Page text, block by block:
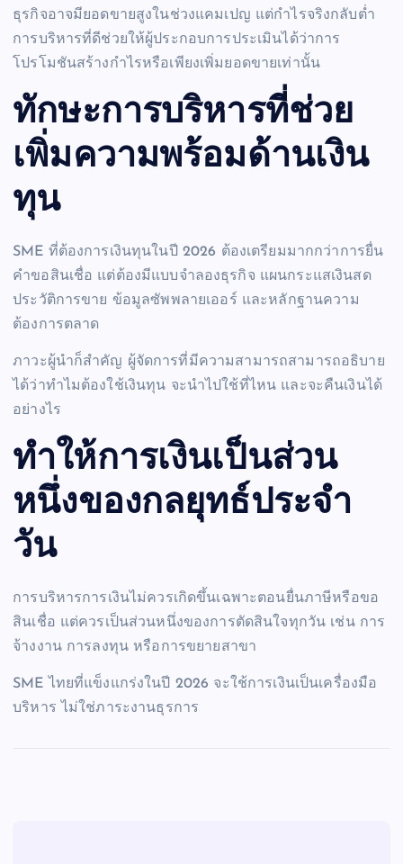
ธุรกิจอาจมียอดขายสูงในช่วงแคมเปญ แต่กำไรจริงกลับต่ำ
การบริหารที่ดีช่วยให้ผู้ประกอบการประเมินได้ว่าการ
โปรโมชันสร้างกำไรหรือเพียงเพิ่มยอดขายเท่านั้น
ทักษะการบริหารที่ช่วย
เพิ่มความพร้อมด้านเงิน
ทุน
SME ที่ต้องการเงินทุนในปี 2026 ต้องเตรียมมากกว่าการยื่น
คำขอสินเชื่อ แต่ต้องมีแบบจำลองธุรกิจ แผนกระแสเงินสด
ประวัติการขาย ข้อมูลซัพพลายเออร์ และหลักฐานความ
ต้องการตลาด
ภาวะผู้นำก็สำคัญ ผู้จัดการที่มีความสามารถสามารถอธิบาย
ได้ว่าทำไมต้องใช้เงินทุน จะนำไปใช้ที่ไหน และจะคืนเงินได้
อย่างไร
ทำให้การเงินเป็นส่วน
หนึ่งของกลยุทธ์ประจำ
วัน
การบริหารการเงินไม่ควรเกิดขึ้นเฉพาะตอนยื่นภาษีหรือขอ
สินเชื่อ แต่ควรเป็นส่วนหนึ่งของการตัดสินใจทุกวัน เช่น การ
จ้างงาน การลงทุน หรือการขยายสาขา
SME ไทยที่แข็งแกร่งในปี 2026 จะใช้การเงินเป็นเครื่องมือ
บริหาร ไม่ใช่ภาระงานธุรการ